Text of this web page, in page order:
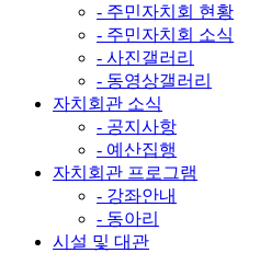
- 주민자치회 현황
- 주민자치회 소식
- 사진갤러리
- 동영상갤러리
자치회관 소식
- 공지사항
- 예산집행
자치회관 프로그램
- 강좌안내
- 동아리
시설 및 대관